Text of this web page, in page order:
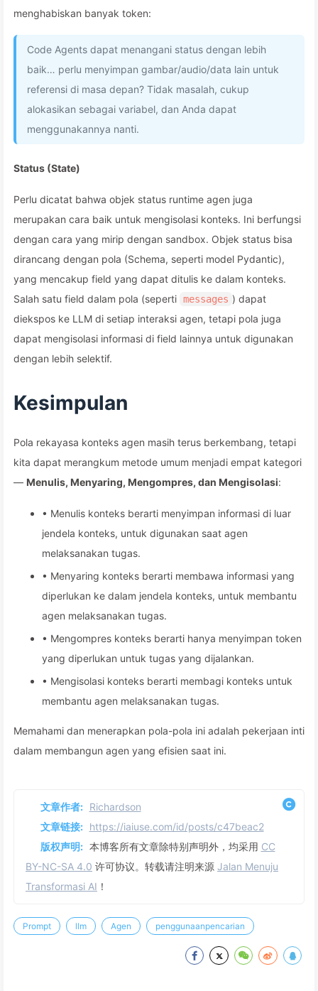
menghabiskan banyak token:
Code Agents dapat menangani status dengan lebih
baik… perlu menyimpan gambar/audio/data lain untuk
referensi di masa depan? Tidak masalah, cukup
alokasikan sebagai variabel, dan Anda dapat
menggunakannya nanti.
Status (State)
Perlu dicatat bahwa objek status runtime agen juga
merupakan cara baik untuk mengisolasi konteks. Ini berfungsi
dengan cara yang mirip dengan sandbox. Objek status bisa
dirancang dengan pola (Schema, seperti model Pydantic),
yang mencakup field yang dapat ditulis ke dalam konteks.
Salah satu field dalam pola (seperti messages ) dapat
diekspos ke LLM di setiap interaksi agen, tetapi pola juga
dapat mengisolasi informasi di field lainnya untuk digunakan
dengan lebih selektif.
Kesimpulan
Pola rekayasa konteks agen masih terus berkembang, tetapi
kita dapat merangkum metode umum menjadi empat kategori
— Menulis, Menyaring, Mengompres, dan Mengisolasi:
• Menulis konteks berarti menyimpan informasi di luar
jendela konteks, untuk digunakan saat agen
melaksanakan tugas.
• Menyaring konteks berarti membawa informasi yang
diperlukan ke dalam jendela konteks, untuk membantu
agen melaksanakan tugas.
• Mengompres konteks berarti hanya menyimpan token
yang diperlukan untuk tugas yang dijalankan.
• Mengisolasi konteks berarti membagi konteks untuk
membantu agen melaksanakan tugas.
Memahami dan menerapkan pola-pola ini adalah pekerjaan inti
dalam membangun agen yang efisien saat ini.
文章作者: Richardson
文章链接: https://iaiuse.com/id/posts/c47beac2
版权声明: 本博客所有文章除特别声明外，均采用 CC
BY-NC-SA 4.0 许可协议。转载请注明来源 Jalan Menuju
Transformasi AI ！
Prompt llm Agen penggunaanpencarian